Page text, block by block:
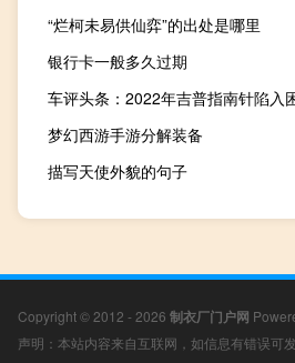
“烂柯未易供仙弈”的出处是哪里
银行卡一般多久过期
车评头条：2022年吉普指南针陷入
梦幻西游手游分解装备
描写天使外貌的句子
Copyright © 2012 - 2026 制衣厂门户网
声明：本站内容来自互联网，如信息有错误可